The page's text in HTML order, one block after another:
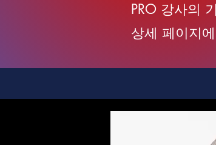
PRO 강사의
상세 페이지